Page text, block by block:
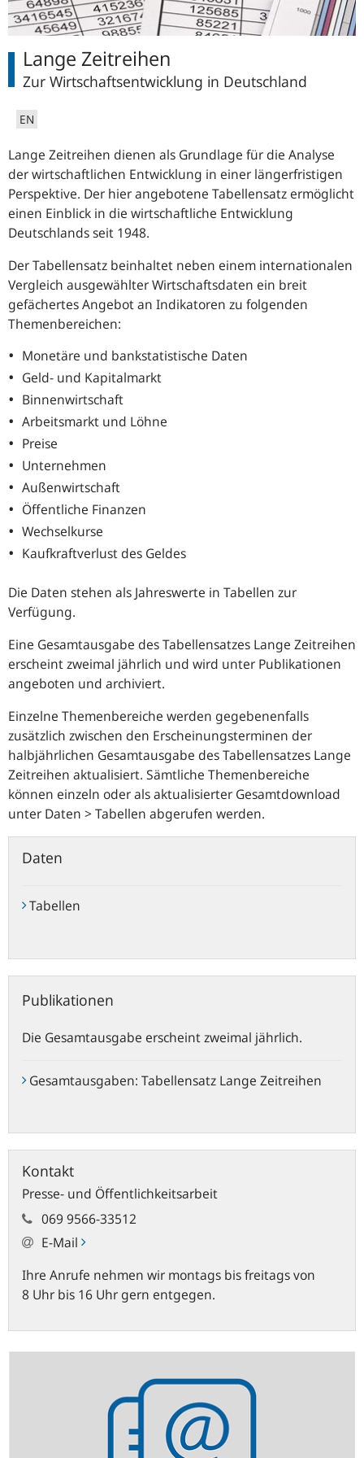
Lange Zeitreihen
Zur Wirtschaftsentwicklung in Deutschland
EN
Lange Zeitreihen dienen als Grundlage für die Analyse
der wirtschaftlichen Entwicklung in einer längerfristigen
Perspektive. Der hier angebotene Tabellensatz ermöglicht
einen Einblick in die wirtschaftliche Entwicklung
Deutschlands seit 1948.
Der Tabellensatz beinhaltet neben einem internationalen
Vergleich ausgewählter Wirtschaftsdaten ein breit
gefächertes Angebot an Indikatoren zu folgenden
Themenbereichen:
Monetäre und bankstatistische Daten
Geld- und Kapitalmarkt
Binnenwirtschaft
Arbeitsmarkt und Löhne
Preise
Unternehmen
Außenwirtschaft
Öffentliche Finanzen
Wechselkurse
Kaufkraftverlust des Geldes
Die Daten stehen als Jahreswerte in Tabellen zur
Verfügung.
Eine Gesamtausgabe des Tabellensatzes Lange Zeitreihen
erscheint zweimal jährlich und wird unter Publikationen
angeboten und archiviert.
Einzelne Themenbereiche werden gegebenenfalls
zusätzlich zwischen den Erscheinungsterminen der
halbjährlichen Gesamtausgabe des Tabellensatzes Lange
Zeitreihen aktualisiert. Sämtliche Themenbereiche
können einzeln oder als aktualisierter Gesamtdownload
unter Daten > Tabellen abgerufen werden.
Daten
Tabellen
Publikationen
Die Gesamtausgabe erscheint zweimal jährlich.
Gesamtausgaben: Tabellensatz Lange Zeitreihen
Kontakt
Presse- und Öffentlichkeitsarbeit
069 9566-33512
E-Mail
Ihre Anrufe nehmen wir montags bis freitags von
8 Uhr bis 16 Uhr gern entgegen.